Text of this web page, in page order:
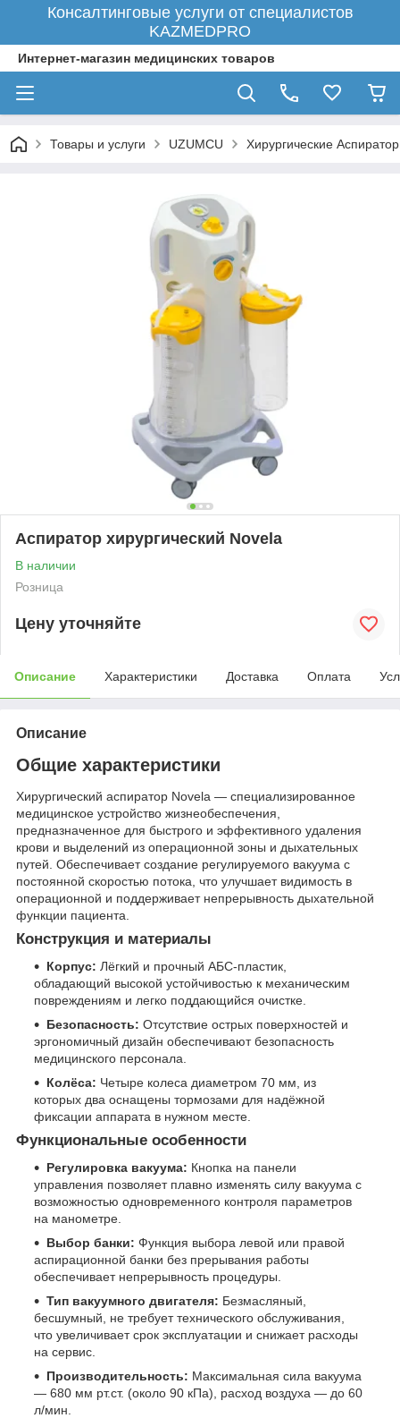
Консалтинговые услуги от специалистов
KAZMEDPRO
Интернет-магазин медицинских товаров
Товары и услуги UZUMCU Хирургические
Аспиратор хирургический Novela
В наличии
Розница
Цену уточняйте
Описание Характеристики Доставка Оплата
Описание
Общие характеристики
Хирургический аспиратор Novela — специализированное
медицинское устройство жизнеобеспечения,
предназначенное для быстрого и эффективного удаления
крови и выделений из операционной зоны и дыхательных
путей. Обеспечивает создание регулируемого вакуума с
постоянной скоростью потока, что улучшает видимость в
операционной и поддерживает непрерывность дыхательной
функции пациента.
Конструкция и материалы
Корпус: Лёгкий и прочный АБС-пластик,
обладающий высокой устойчивостью к механическим
повреждениям и легко поддающийся очистке.
Безопасность: Отсутствие острых поверхностей и
эргономичный дизайн обеспечивают безопасность
медицинского персонала.
Колёса: Четыре колеса диаметром 70 мм, из
которых два оснащены тормозами для надёжной
фиксации аппарата в нужном месте.
Функциональные особенности
Регулировка вакуума: Кнопка на панели
управления позволяет плавно изменять силу вакуума с
возможностью одновременного контроля параметров
на манометре.
Выбор банки: Функция выбора левой или правой
аспирационной банки без прерывания работы
обеспечивает непрерывность процедуры.
Тип вакуумного двигателя: Безмасляный,
бесшумный, не требует технического обслуживания,
что увеличивает срок эксплуатации и снижает расходы
на сервис.
Производительность: Максимальная сила вакуума
— 680 мм рт.ст. (около 90 кПа), расход воздуха — до 60
л/мин.